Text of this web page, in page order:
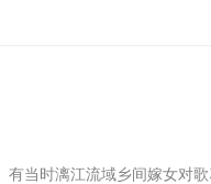
当时漓江流域乡间嫁女对